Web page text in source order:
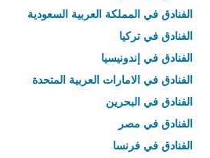
الفنادق في المملكة العربية السعودية
الفنادق في تركيا
الفنادق في إندونيسيا
الفنادق في الامارات العربية المتحدة
الفنادق في البحرين
الفنادق في مصر
الفنادق في فرنسا